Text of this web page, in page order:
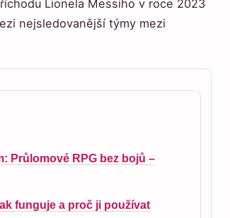
Lionela Messiho v roce 2023
nejsledovanější týmy mezi
Průlomové RPG bez bojů –
funguje a proč ji používat